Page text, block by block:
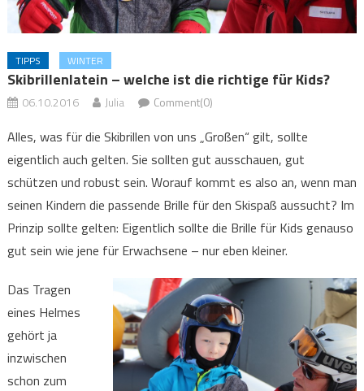
TIPPS WINTER
Skibrillenlatein – welche ist die richtige für Kids?
06.10.2016 Julia Comment(0)
Alles, was für die Skibrillen von uns „Großen“ gilt, sollte
eigentlich auch gelten. Sie sollten gut ausschauen, gut
schützen und robust sein. Worauf kommt es also an, wenn man
seinen Kindern die passende Brille für den Skispaß aussucht? Im
Prinzip sollte gelten: Eigentlich sollte die Brille für Kids genauso
gut sein wie jene für Erwachsene – nur eben kleiner.
Das Tragen
eines Helmes
gehört ja
inzwischen
schon zum